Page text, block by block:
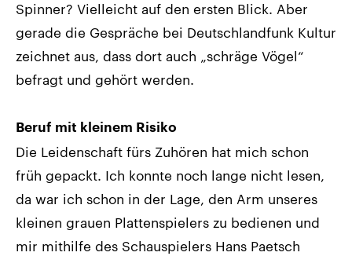
Spinner? Vielleicht auf den ersten Blick. Aber
gerade die Gespräche bei Deutschlandfunk Kultur
zeichnet aus, dass dort auch „schräge Vögel“
befragt und gehört werden.
Beruf mit kleinem Risiko
Die Leidenschaft fürs Zuhören hat mich schon
früh gepackt. Ich konnte noch lange nicht lesen,
da war ich schon in der Lage, den Arm unseres
kleinen grauen Plattenspielers zu bedienen und
mir mithilfe des Schauspielers Hans Paetsch